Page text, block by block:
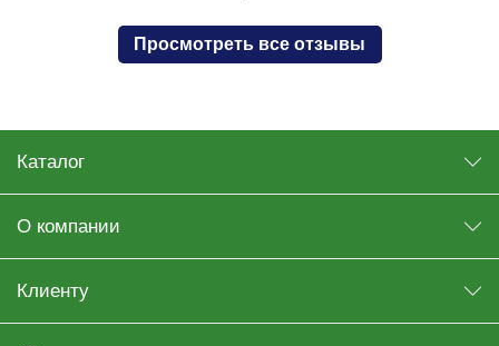
Просмотреть все отзывы
Каталог
О компании
Клиенту